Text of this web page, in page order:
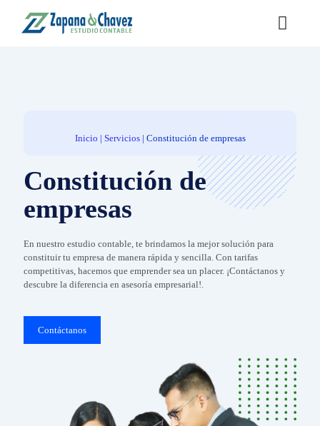
Inicio | Servicios| Constitución de empresas
Constitución de
empresas
En nuestro estudio contable, te brindamos la mejor solución para
constituir tu empresa de manera rápida y sencilla. Con tarifas
competitivas, hacemos que emprender sea un placer. ¡Contáctanos y
descubre la diferencia en asesoría empresarial!.
Contáctanos